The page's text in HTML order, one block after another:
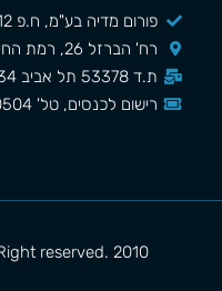
פורום מדיה בע"מ, ח.פ 513552612
רח' הברזל 26, רמת החי"ל, תל אביב
ת.ד 53378 תל אביב 61534
רישום לכנסים, טל' 03-7650504
reserved. 2010©